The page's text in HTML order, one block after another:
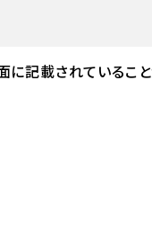
記載されていること